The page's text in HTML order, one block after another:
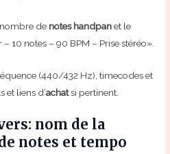
de notes handpanet le
10 notes – 90 BPM – Prise stéréo».
(440/432 Hz), timecodes et
et liens d’achatsi pertinent.
nom de la
notes et tempo